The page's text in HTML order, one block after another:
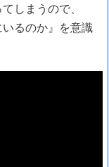
しまうので、
いるのか』を意識